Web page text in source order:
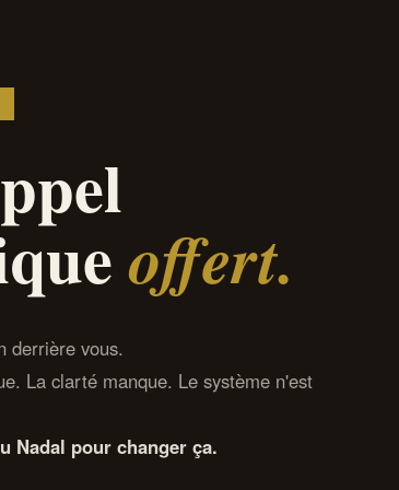
offert.
derrière vous.
La clarté manque. Le système n'est
Nadal pour changer ça.